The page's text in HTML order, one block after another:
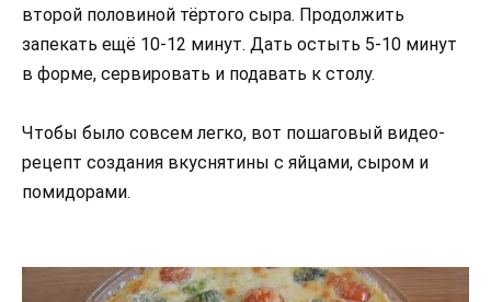
второй половиной тёртого сыра. Продолжить
запекать ещё 10-12 минут. Дать остыть 5-10 минут
в форме, сервировать и подавать к столу.
Чтобы было совсем легко, вот пошаговый видео-
рецепт создания вкуснятины с яйцами, сыром и
помидорами.